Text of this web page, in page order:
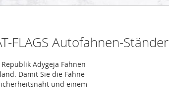
FLAGS Autofahnen-Ständer
Adygeja Fahnen
Damit Sie die Fahne
und einem